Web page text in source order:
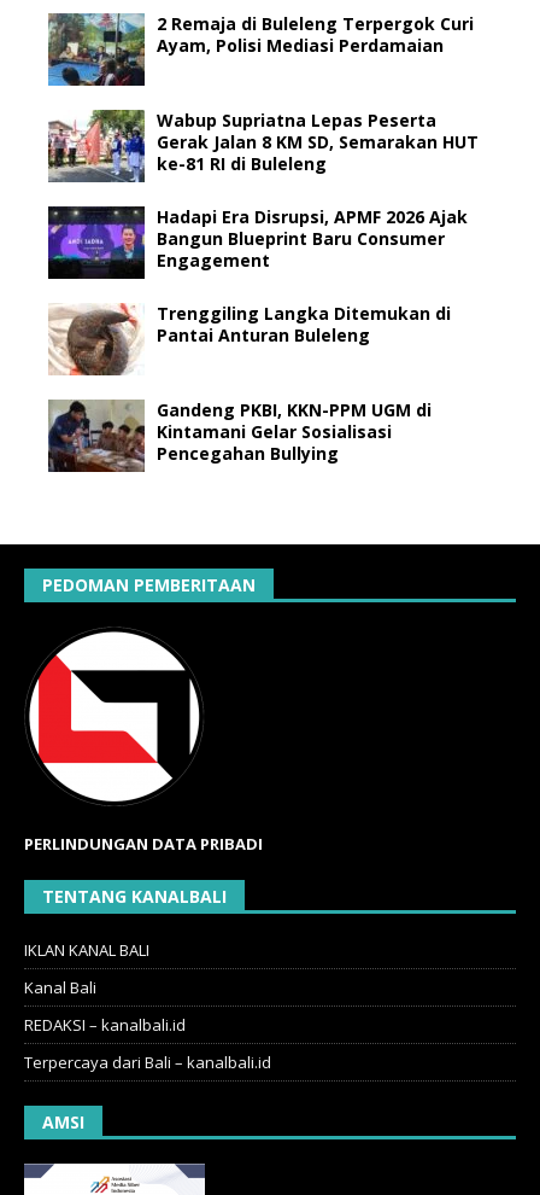
2 Remaja di Buleleng Terpergok Curi
Ayam, Polisi Mediasi Perdamaian
Wabup Supriatna Lepas Peserta
Gerak Jalan 8 KM SD, Semarakan HUT
ke-81 RI di Buleleng
Hadapi Era Disrupsi, APMF 2026 Ajak
Bangun Blueprint Baru Consumer
Engagement
Trenggiling Langka Ditemukan di
Pantai Anturan Buleleng
Gandeng PKBI, KKN-PPM UGM di
Kintamani Gelar Sosialisasi
Pencegahan Bullying
PEDOMAN PEMBERITAAN
PERLINDUNGAN DATA PRIBADI
TENTANG KANALBALI
IKLAN KANAL BALI
Kanal Bali
REDAKSI – kanalbali.id
Terpercaya dari Bali – kanalbali.id
AMSI